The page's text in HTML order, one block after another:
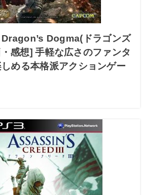
Dragon’s Dogma(ドラゴンズ
感想] 手軽な広さのファンタ
める本格派アクションゲー